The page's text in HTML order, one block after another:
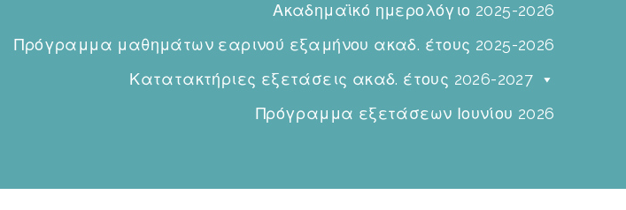
Ακαδημαϊκό ημερολόγιο 2025-2026
Πρόγραμμα μαθημάτων εαρινού εξαμήνου ακαδ. έτους 2025-2026
Κατατακτήριες εξετάσεις ακαδ. έτους 2026-2027
Πρόγραμμα εξετάσεων Ιουνίου 2026